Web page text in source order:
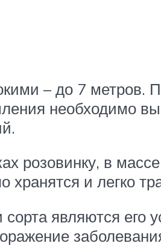
– до 7 метров.
необходимо
розовинку, в
и легко
являются его